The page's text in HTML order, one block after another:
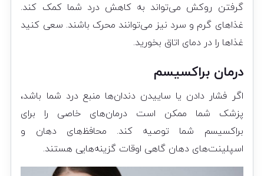
گرفتن روکش می‌تواند به کاهش درد شما کمک کند.
غذاهای گرم و سرد نیز می‌توانند محرک باشند. سعی کنید
غذاها را در دمای اتاق بخورید.
درمان براکسیسم
اگر فشار دادن یا ساییدن دندان‌ها منبع درد شما باشد،
پزشک شما ممکن است درمان‌های خاصی را برای
براکسیسم شما توصیه کند. محافظ‌های دهان و
اسپلینت‌های دهان گاهی اوقات گزینه‌هایی هستند.